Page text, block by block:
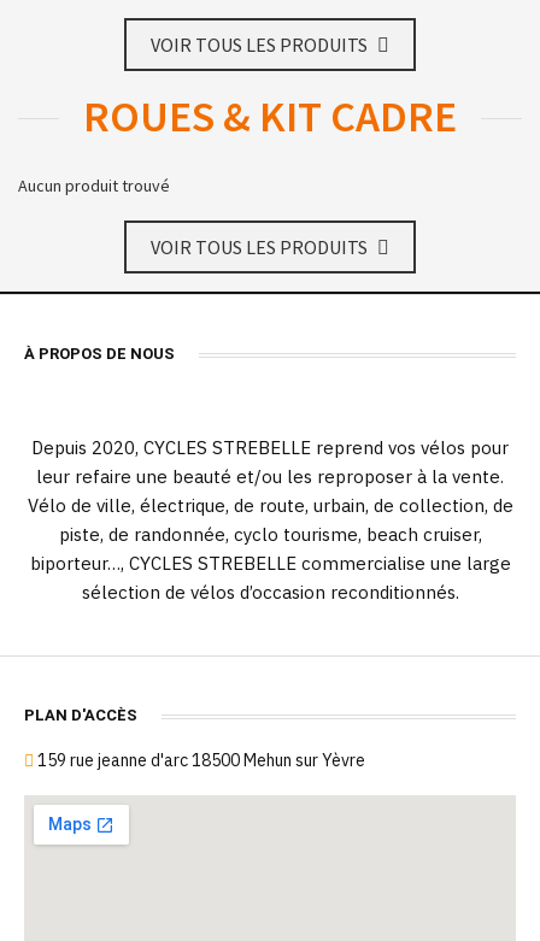
VOIR TOUS LES PRODUITS
ROUES & KIT CADRE
Aucun produit trouvé
VOIR TOUS LES PRODUITS
À PROPOS DE NOUS
Depuis 2020, CYCLES STREBELLE reprend vos vélos pour
leur refaire une beauté et/ou les reproposer à la vente.
Vélo de ville, électrique, de route, urbain, de collection, de
piste, de randonnée, cyclo tourisme, beach cruiser,
biporteur…, CYCLES STREBELLE commercialise une large
sélection de vélos d’occasion reconditionnés.
PLAN D'ACCÈS
159 rue jeanne d'arc 18500 Mehun sur Yèvre